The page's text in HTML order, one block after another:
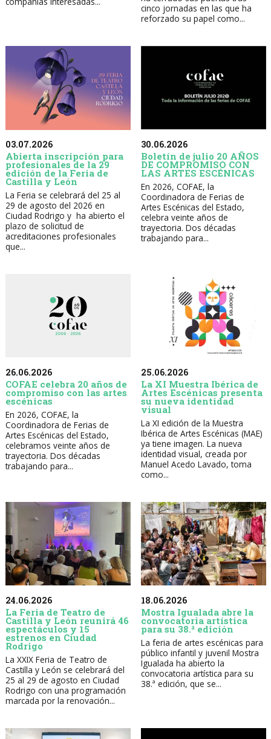
cinco jornadas en las que ha
reforzado su papel como...
03.07.2026
Abierta inscripción para
profesionales de la 29
edición de la Feria de
Castilla y León
La Feria se celebrará del 25 al
29 de agosto del 2026 en
Ciudad Rodrigo y ha abierto el
plazo de solicitud de
acreditaciones profesionales
que...
30.06.2026
Boletín de julio 20 AÑOS
DE COMPROMISO CON
LAS ARTES ESCÉNICAS
En 2026, COFAE, la
Coordinadora de Ferias de
Artes Escénicas del Estado,
celebra veinte años de
trayectoria. Dos décadas
trabajando para...
26.06.2026
COFAE celebra 20 años de
compromiso con las artes
escénicas
En 2026, COFAE, la
Coordinadora de Ferias de
Artes Escénicas del Estado,
celebramos veinte años de
trayectoria. Dos décadas
trabajando para...
25.06.2026
La XI Muestra Ibérica de
Artes Escénicas presenta
su nueva identidad
visual
La XI edición de la Muestra
Ibérica de Artes Escénicas (MAE)
ya tiene imagen. La nueva
identidad visual, creada por
Manuel Acedo Lavado, toma
como...
24.06.2026
La Feria de Teatro de
Castilla y León reunirá 46
espectáculos y 15
estrenos en Ciudad
Rodrigo
La XXIX Feria de Teatro de
Castilla y León se celebrará del
25 al 29 de agosto en Ciudad
Rodrigo con una programación
marcada por la renovación...
18.06.2026
Mostra Igualada abre la
convocatoria artística
para su 38.ª edición
La feria de artes escénicas para
público infantil y juvenil Mostra
Igualada ha abierto la
convocatoria artística para su
38.ª edición, que se...